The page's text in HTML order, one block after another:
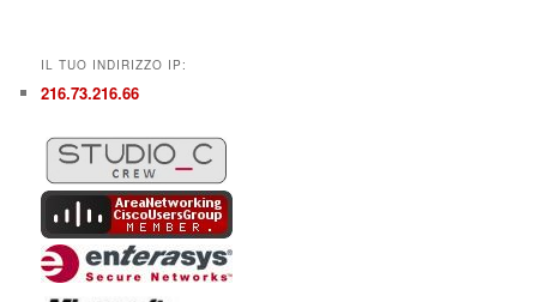
IL TUO INDIRIZZO IP:
216.73.216.66